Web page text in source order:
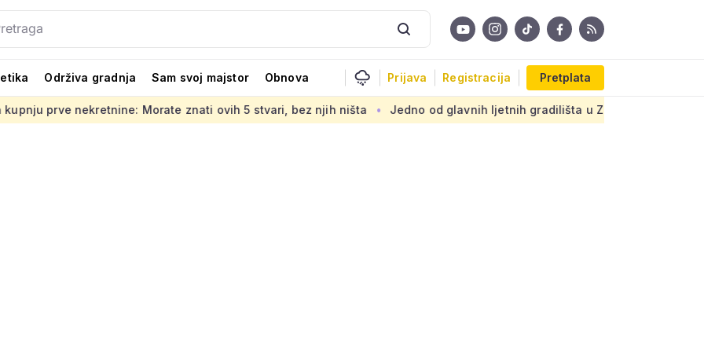
Održiva gradnja Sam svoj majstor Obnova Prijava Registracija Pretplata
Morate znati ovih 5 stvari, bez njih ništa Jedno od glavnih ljetnih gradilišta u Zagrebu: Novi armirani beton na